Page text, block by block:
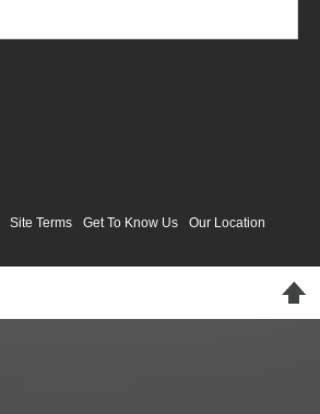
Site Terms Get To Know Us Our Location